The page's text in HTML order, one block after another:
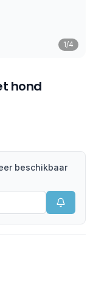
1/4
hond
beschikbaar